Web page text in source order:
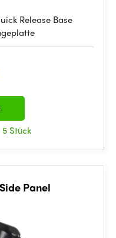
Release Base
5 Stück
Panel